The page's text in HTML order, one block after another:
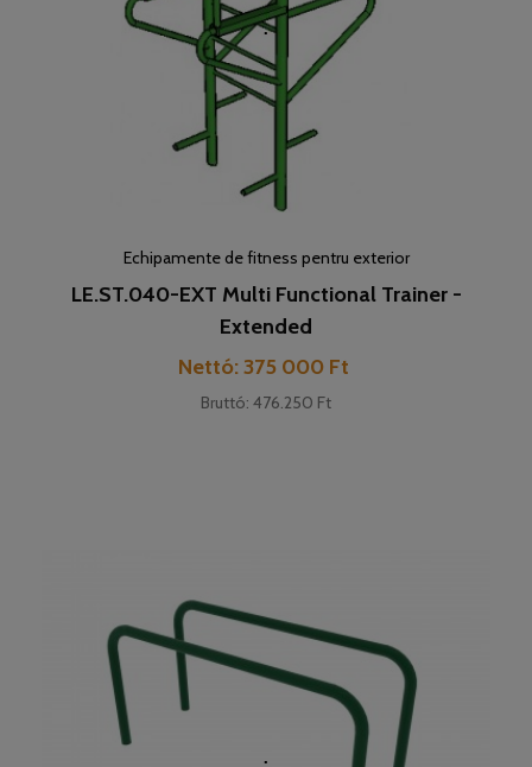
Echipamente de fitness pentru exterior
LE.ST.040-EXT Multi Functional Trainer -
Extended
Pret
Nettó: 375 000 Ft
Bruttó: 476.250 Ft